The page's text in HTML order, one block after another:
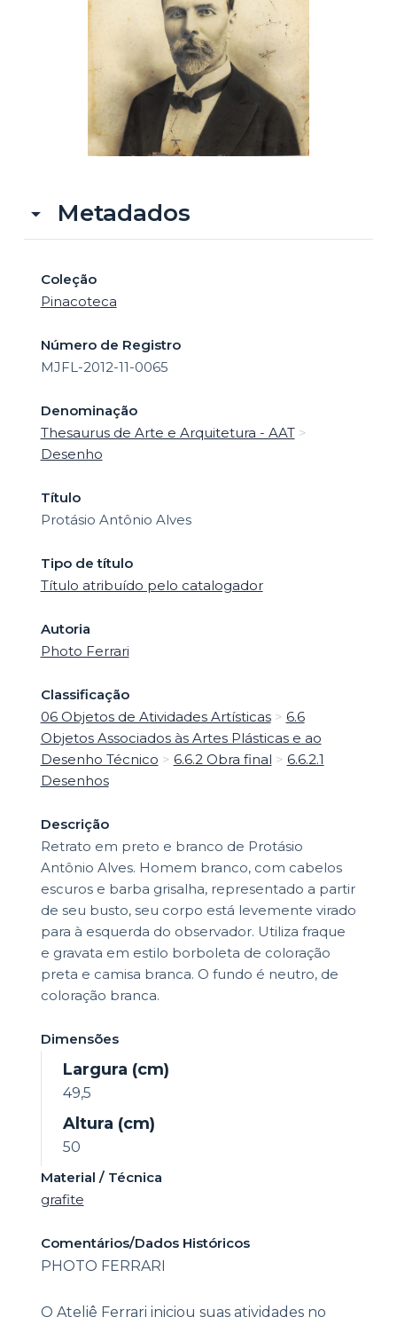
Metadados
Coleção
Pinacoteca
Número de Registro
MJFL-2012-11-0065
Denominação
Thesaurus de Arte e Arquitetura - AAT>
Desenho
Título
Protásio Antônio Alves
Tipo de título
Título atribuído pelo catalogador
Autoria
Photo Ferrari
Classificação
06 Objetos de Atividades Artísticas> 6.6
Objetos Associados às Artes Plásticas e ao
Desenho Técnico > 6.6.2 Obra final > 6.6.2.1
Desenhos
Descrição
Retrato em preto e branco de Protásio
Antônio Alves. Homem branco, com cabelos
escuros e barba grisalha, representado a partir
de seu busto, seu corpo está levemente virado
para à esquerda do observador. Utiliza fraque
e gravata em estilo borboleta de coloração
preta e camisa branca. O fundo é neutro, de
coloração branca.
Dimensões
Largura (cm)
49,5
Altura (cm)
50
Material / Técnica
grafite
Comentários/Dados Históricos
PHOTO FERRARI
O Ateliê Ferrari iniciou suas atividades no